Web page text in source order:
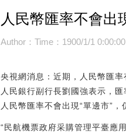
人民幣匯率不會出
Author：Time：1900/1/1 0:00:00
央視網消息：近期，人民幣匯
人民銀行副行長劉國強表示，
人民幣匯率不會出現“單邊市”
“民航機票政府采購管理平臺應